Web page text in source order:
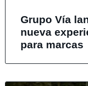
Grupo Vía
nueva
para marcas